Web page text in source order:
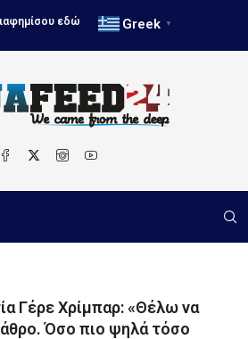
εδώ Greek ▼
Γέρε Χρίμπαρ: «Θέλω να
Όσο πιο ψηλά τόσο